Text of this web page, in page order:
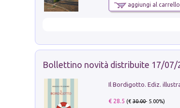
aggiungi al carrello
Bollettino novità distribuite 17/07/
Il Bordigotto. Ediz.
€ 28.5 (€30.00- 5.00%)